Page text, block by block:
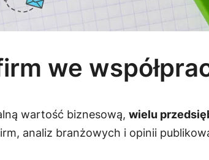
we
wartość biznesową, wielu
analiz branżowych i opinii